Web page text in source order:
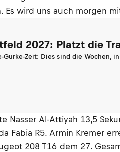
Es wird uns auch morgen
2027: Platzt die
Gurke-Zeit: Dies sind die
Nasser Al-Attiyah 13,5
Fabia R5. Armin Kremer
208 T16 dem 27.